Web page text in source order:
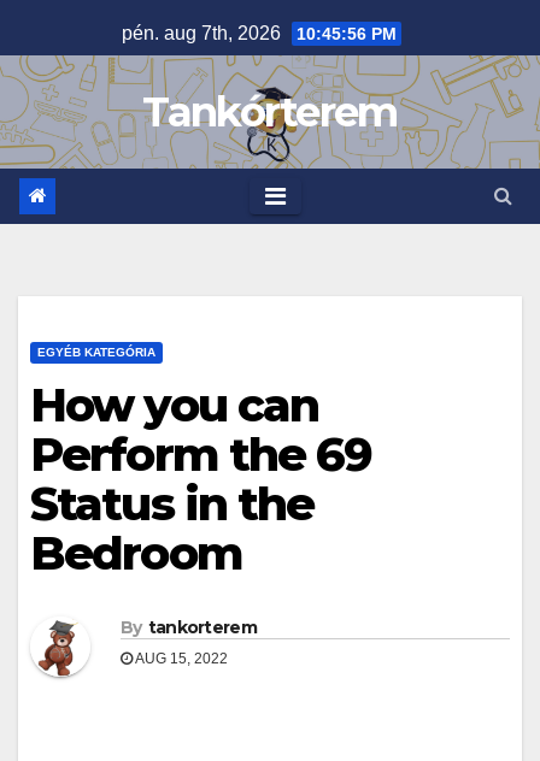
to
content
pén. aug 7th, 2026 10:45:56 PM
Tankórterem
EGYÉB KATEGÓRIA
How you can
Perform the 69
Status in the
Bedroom
By tankorterem
AUG 15, 2022